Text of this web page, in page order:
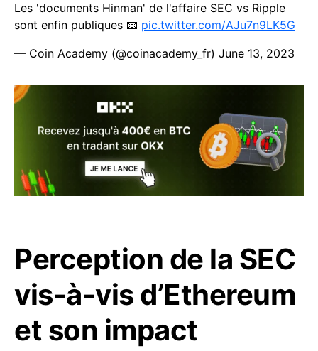
Les 'documents Hinman' de l'affaire SEC vs Ripple
sont enfin publiques 📧 pic.twitter.com/AJu7n9LK5G
— Coin Academy (@coinacademy_fr) June 13, 2023
Perception de la SEC
vis-à-vis d’Ethereum
et son impact